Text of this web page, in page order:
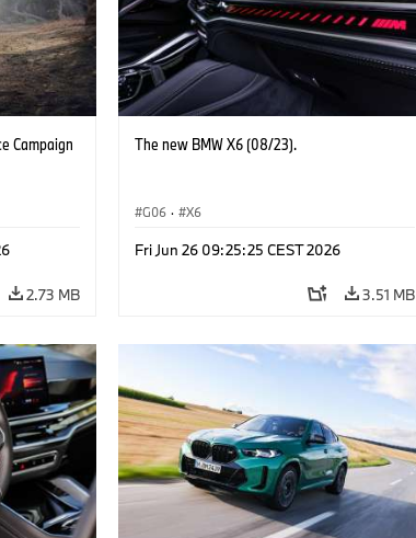
Campaign
2.73 MB
The new BMW X6 (08/23).
G06 · X6
Fri Jun 26 09:25:25 CEST 2026
3.51 MB